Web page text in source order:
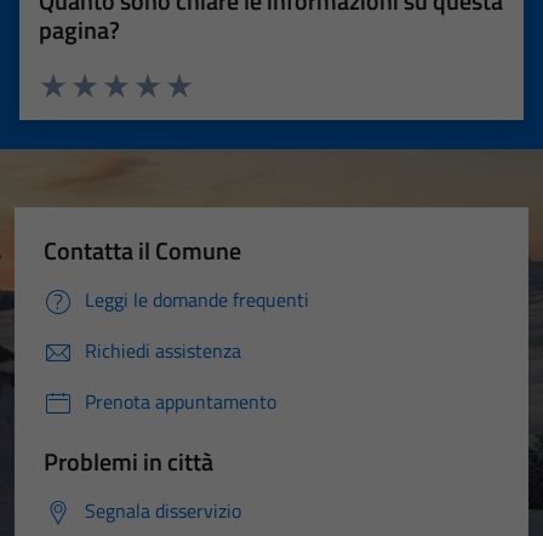
pagina?
Valuta 5 stelle su 5
Valuta 4 stelle su 5
Valuta 3 stelle su 5
Valuta 2 stelle su 5
Valuta 1 stelle su 5
Contatta il Comune
Leggi le domande frequenti
Richiedi assistenza
Prenota appuntamento
Problemi in città
Segnala disservizio